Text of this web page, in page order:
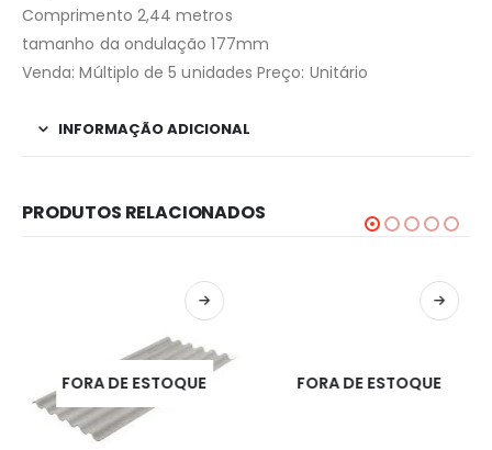
Comprimento 2,44 metros
tamanho da ondulação 177mm
Venda: Múltiplo de 5 unidades Preço: Unitário
INFORMAÇÃO ADICIONAL
PRODUTOS RELACIONADOS
FORA DE ESTOQUE FORA DE ESTOQUE